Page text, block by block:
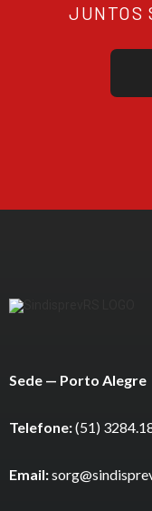
JUNTOS
Sede — Porto Alegre
Telefone:(51)
Email: